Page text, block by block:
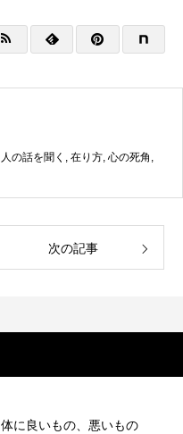
人の話を聞く , 在り方, 心の死角 ,
次の記事
体に良いもの、悪いもの